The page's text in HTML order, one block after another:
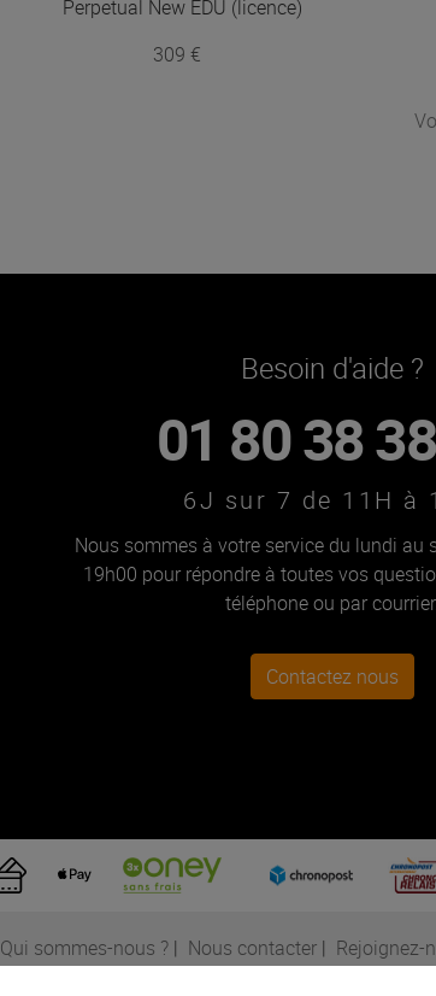
Perpetual New EDU (licence)
309 €
Besoin d'aide ?
01 80 38
6J sur 7 de 11H à
Nous sommes à votre service du lundi au
19h00 pour répondre à toutes vos
téléphone ou par
Contactez nous
Qui sommes-nous ?| Nous contacter| Rejoignez-